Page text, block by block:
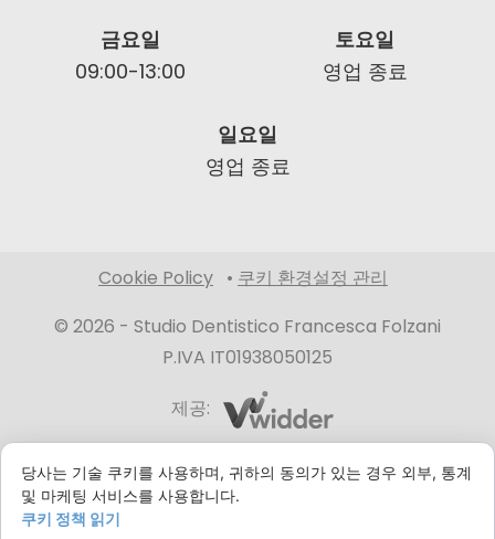
금요일
09:00-13:00
토요일
영업 종료
일요일
영업 종료
Cookie Policy • 쿠키 환경설정 관리
© 2026 - Studio Dentistico Francesca Folzani
P.IVA IT01938050125
제공:
현재 영업 종료, 내일 다시 열립니다 09:00
당사는 기술 쿠키를 사용하며, 귀하의 동의가 있는 경우 외부, 통계
및 마케팅 서비스를 사용합니다.
쿠키 정책 읽기